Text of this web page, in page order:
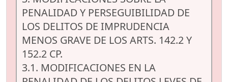
PENALIDAD Y PERSEGUIBILIDAD DE
LOS DELITOS DE IMPRUDENCIA
MENOS GRAVE DE LOS ARTS. 142.2 Y
152.2 CP.
3.1. MODIFICACIONES EN LA